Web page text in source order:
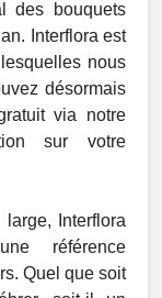
des bouquets
Interflora est
nous
désormais
via notre
sur votre
Interflora
référence
Quel que soit